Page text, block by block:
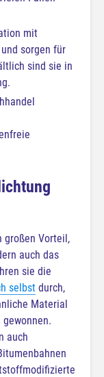
mit
sorgen für
sind sie in
großen Vorteil,
auch das
sie die
selbst durch,
Material
auch